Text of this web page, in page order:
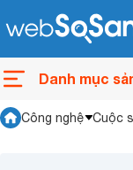
Danh mục
Công nghệ Cuộc